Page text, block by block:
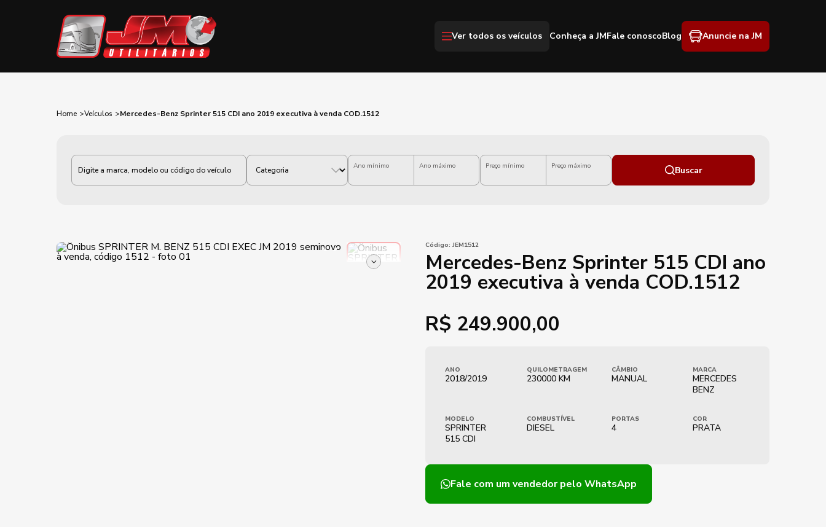
Ver todos os veículos Conheça a JMFale conoscoBlog Anuncie na JM
Home Veículos Mercedes-Benz Sprinter 515 CDI ano 2019 executiva à venda COD.1512
Categoria Ano mínimo Ano máximo Preço mínimo Preço máximo Buscar
Código: JEM1512
Mercedes-Benz Sprinter 515 CDI ano
2019 executiva à venda COD.1512
R$ 249.900,00
ANO
2018/2019
QUILOMETRAGEM
230000 KM
CÂMBIO
MANUAL
MARCA
MERCEDES
BENZ
MODELO
SPRINTER
515 CDI
COMBUSTÍVEL
DIESEL
PORTAS
4
COR
PRATA
Fale com um vendedorpelo WhatsApp